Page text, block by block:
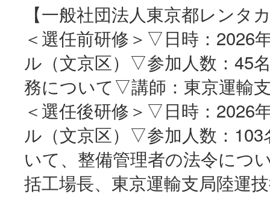
【一般社団法人東京都レンタ
＜選任前研修＞▽日時：2026
ル（文京区）▽参加人数：45
務について▽講師：東京運輸
＜選任後研修＞▽日時：2026
ル（文京区）▽参加人数：
いて、整備管理者の法令につ
括工場長、東京運輸支局陸運